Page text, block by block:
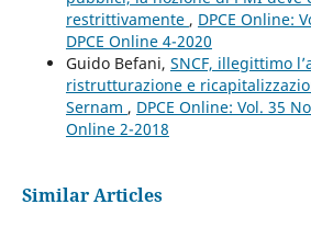
restrittivamente , DPCE Online:
DPCE Online 4-2020
Guido Befani, SNCF, illegittimo
ristrutturazione e
Sernam , DPCE Online: Vol. 35
Online 2-2018
Similar Articles